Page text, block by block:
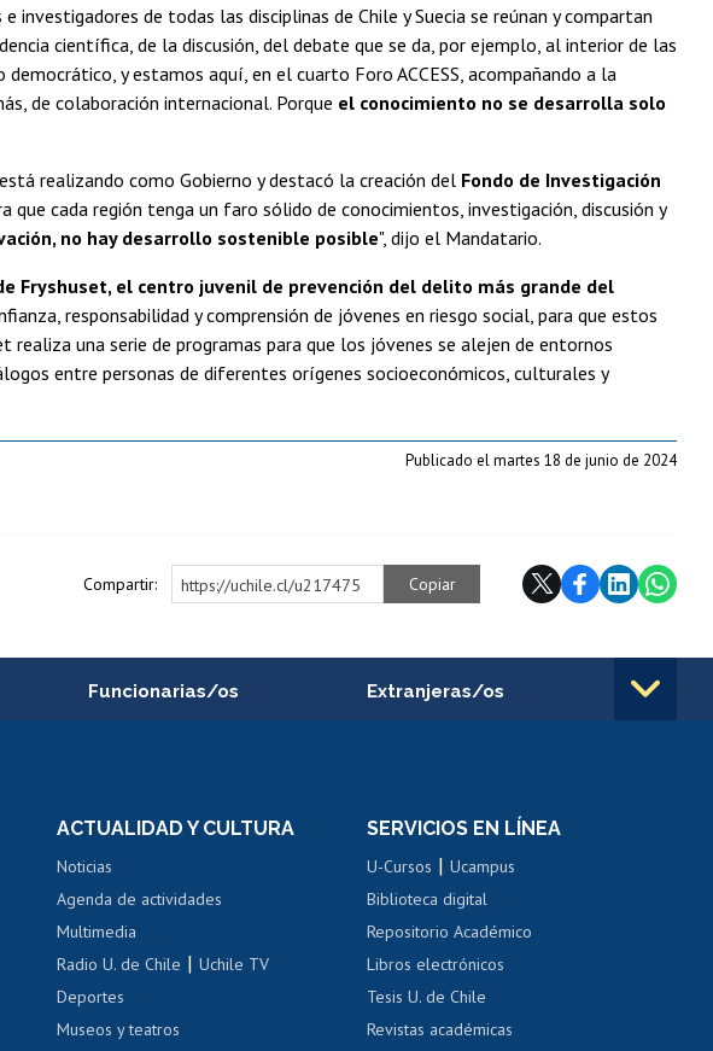
investigadores de todas las disciplinas de Chile y Suecia se reúnan y compartan
científica, de la discusión, del debate que se da, por ejemplo, al interior de las
y estamos aquí, en el cuarto Foro ACCESS, acompañando a la
de colaboración internacional. Porque el conocimiento no se desarrolla solo
realizando como Gobierno y destacó la creación del Fondo de Investigación
que cada región tenga un faro sólido de conocimientos, investigación, discusión y
no hay desarrollo sostenible posible", dijo el Mandatario.
Fryshuset, el centro juvenil de prevención del delito más grande del
responsabilidad y comprensión de jóvenes en riesgo social, para que estos
realiza una serie de programas para que los jóvenes se alejen de entornos
entre personas de diferentes orígenes socioeconómicos, culturales y
Publicado el martes 18 de junio de 2024
Compartir: https://uchile.cl/u217475 Copiar
Funcionarias/os
Portal de movilidad interna
Certificado de renta
Certificado de renta
Gestión de correo uchile
Extranjeras/os
Movilidad Estudiantil
Cursos de español
Acoso laboral, sexual y violencia
ACTUALIDAD Y CULTURA
Noticias
Agenda de actividades
Multimedia
Radio U. de Chile |Uchile TV
Deportes
Museos y teatros
SERVICIOS EN LÍNEA
U-Cursos |Ucampus
Biblioteca digital
Repositorio Académico
Libros electrónicos
Tesis U. de Chile
Revistas académicas